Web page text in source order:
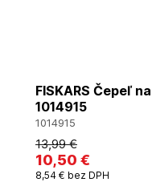
FISKARS Čepeľ
1014915
1014915
13,99 €
10,50 €
8,54 € bez DPH